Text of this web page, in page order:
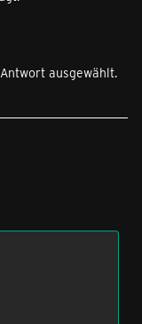
ausgewählt.